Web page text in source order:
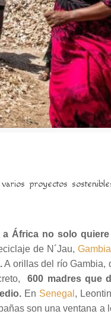
proyectos
a África no solo
de N´Jau, Gambia
A orillas del río Gambia,
600 madres que
En Senegal ,
son una ventana a